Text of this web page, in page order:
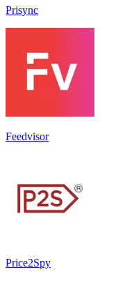
Prisync
Feedvisor
Price2Spy